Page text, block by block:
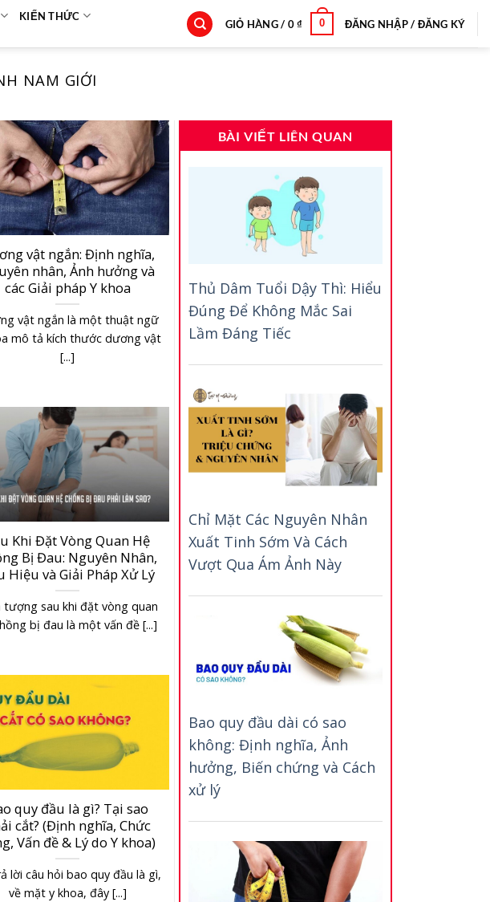
KIẾN THỨC
GIỎ HÀNG / 0₫ 0 ĐĂNG NHẬP / ĐĂNG KÝ
NAM GIỚI
vật ngắn: Định nghĩa,
nhân, Ảnh hưởng và
các Giải pháp Y khoa
vật ngắn là một thuật ngữ
mô tả kích thước dương vật
[...]
Khi Đặt Vòng Quan Hệ
Bị Đau: Nguyên Nhân,
Hiệu và Giải Pháp Xử Lý
tượng sau khi đặt vòng quan
bị đau là một vấn đề [...]
quy đầu là gì? Tại sao
cắt? (Định nghĩa, Chức
Vấn đề & Lý do Y khoa)
lời câu hỏi bao quy đầu là gì,
về mặt y khoa, đây [...]
BÀI VIẾT LIÊN QUAN
Thủ Dâm Tuổi Dậy Thì: Hiểu
Đúng Để Không Mắc Sai
Lầm Đáng Tiếc
Chỉ Mặt Các Nguyên Nhân
Xuất Tinh Sớm Và Cách
Vượt Qua Ám Ảnh Này
Bao quy đầu dài có sao
không: Định nghĩa, Ảnh
hưởng, Biến chứng và Cách
xử lý